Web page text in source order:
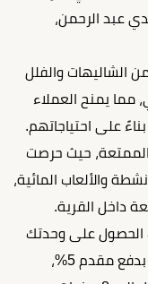
عبد الرحمن،
الشاليهات والفلل
، مما يمنح العملاء
على احتياجاتهم.
الممتعة، حيث حرصت
والألعاب المائية،
داخل القرية.
الحصول على وحدتك
بدفع مقدم 5%،